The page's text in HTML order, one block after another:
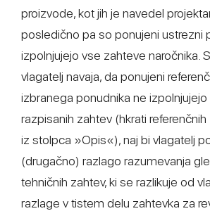
proizvode, kot jih je navedel
posledično pa so ponujeni ustrezni
izpolnjujejo vse zahteve naročnika.
vlagatelj navaja, da ponujeni
izbranega ponudnika ne izpolnjujejo
razpisanih zahtev (hkrati
iz stolpca »Opis«), naj bi vlagatelj
(drugačno) razlago razumevanja
tehničnih zahtev, ki se razlikuje od
razlage v tistem delu zahtevka za